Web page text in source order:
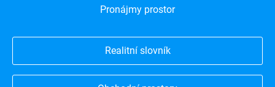
Pronájmy prostor
Realitní slovník